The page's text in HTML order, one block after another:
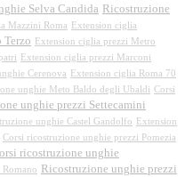
Selva Candida Ricostruzione
Mazzini Roma
Extension ciglia
Extension ciglia prezzi Metro
Extension ciglia prezzi Marconi
Cerenova
Extension ciglia Roma 70
unghie Meto Baldo degli Ubaldi Corsi
unghie prezzi Settecamini
unghie Castel Gandolfo
Extension
Corsi ricostruzione unghie prezzi Pomezia
ricostruzione unghie
Ricostruzione unghie prezzi